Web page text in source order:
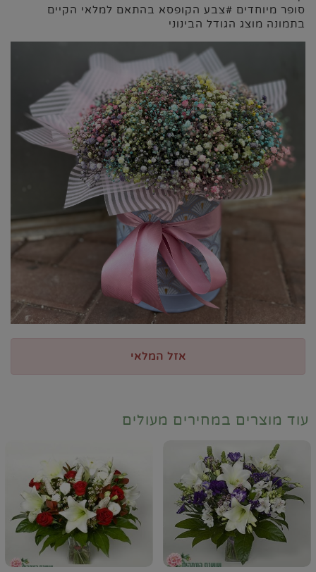
סופר מיוחדים #צבע הקופסא בהתאם למלאי הקיים
בתמונה מוצג הגודל הבינוני
אזל המלאי
עוד מוצרים במחירים מעולים